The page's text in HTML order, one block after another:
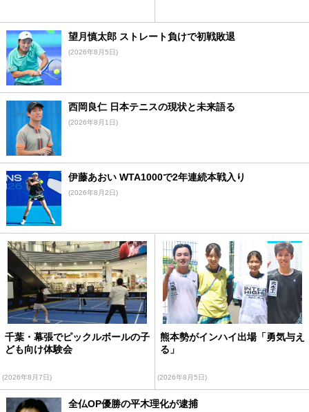
望月慎太郎 ストレート負けで初戦敗退
(2026年8月5日)
西岡良仁 日本テニスの現状と未来語る
(2026年8月1日)
伊藤あおい WTA1000で2年連続本戦入り
(2026年8月2日)
千葉・幕張でピックルボールの子
ども向け体験会
(2026年8月7日)
熊本勢がインハイ出場「勇気与え
る」
(2026年8月5日)
全仏OP優勝の平木理化が逮捕